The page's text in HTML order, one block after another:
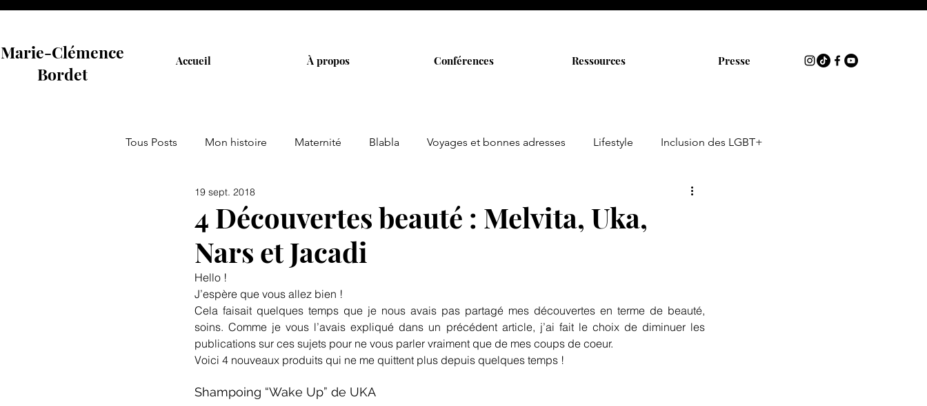
Marie-Clémence
Bordet
Accueil À propos Conférences Ressources Presse
Tous Posts Mon histoire Maternité Blabla Voyages et bonnes adresses Lifestyle Inclusion des LGBT+
4 Découvertes beauté : Melvita, Uka,
Nars et Jacadi
19 sept. 2018
Hello !
J’espère que vous allez bien !
Cela faisait quelques temps que je nous avais pas partagé mes découvertes en terme de beauté,
soins. Comme je vous l’avais expliqué dans un précédent article, j’ai fait le choix de diminuer les
publications sur ces sujets pour ne vous parler vraiment que de mes coups de coeur.
Voici 4 nouveaux produits qui ne me quittent plus depuis quelques temps !
Shampoing “Wake Up” de UKA